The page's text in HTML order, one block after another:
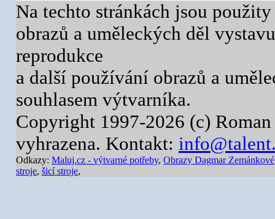
Na techto stránkách jsou
obrazů a uměleckých děl
reprodukce
a další používání obrazů a
souhlasem výtvarníka.
Copyright 1997-2026 (c)
vyhrazena. Kontakt:
Odkazy: Maluj.cz - výtvarné potřeby, Obrazy Dagmar Zemánkové
stroje, šicí stroje,